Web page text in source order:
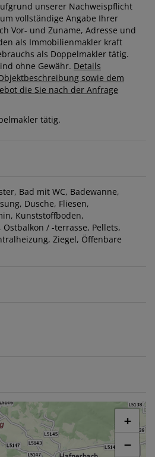
unserer Nachweispflicht
vollständige Angabe Ihrer
Vor- und Zuname, Adresse und
als Immobilienmakler kraft
als Doppelmakler tätig.
ohne Gewähr. Details
sowie dem
die Sie nach der Anfrage
tätig.
Bad mit WC Badewanne
Dusche Fliesen
Kunststoffboden
Ostbalkon / -terrasse Pellets
Ziegel Öffenbare
+
−